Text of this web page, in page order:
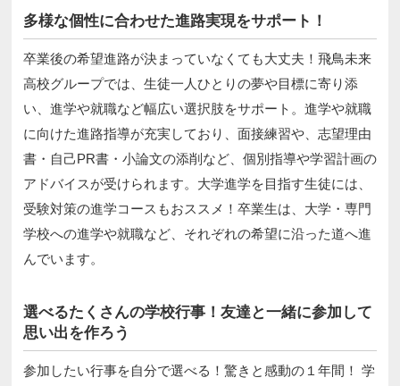
多様な個性に合わせた進路実現をサポート！
卒業後の希望進路が決まっていなくても大丈夫！飛鳥未来
高校グループでは、生徒一人ひとりの夢や目標に寄り添
い、進学や就職など幅広い選択肢をサポート。進学や就職
に向けた進路指導が充実しており、面接練習や、志望理由
書・自己PR書・小論文の添削など、個別指導や学習計画の
アドバイスが受けられます。大学進学を目指す生徒には、
受験対策の進学コースもおススメ！卒業生は、大学・専門
学校への進学や就職など、それぞれの希望に沿った道へ進
んでいます。
選べるたくさんの学校行事！友達と一緒に参加して
思い出を作ろう
参加したい行事を自分で選べる！驚きと感動の１年間！ 学